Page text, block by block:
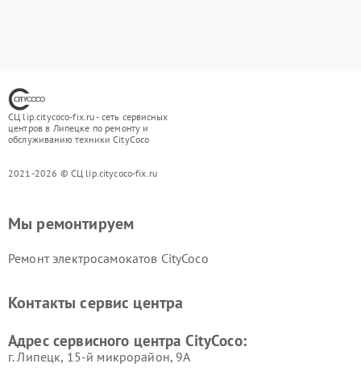
СЦ lip.citycoco-fix.ru - сеть сервисных
центров в Липецке по ремонту и
обслуживанию техники CityCoco
2021-2026 © СЦ lip.citycoco-fix.ru
Мы ремонтируем
Ремонт электросамокатов CityCoco
Контакты сервис центра
Адрес сервисного центра CityCoco:
г. Липецк, 15-й микрорайон, 9А